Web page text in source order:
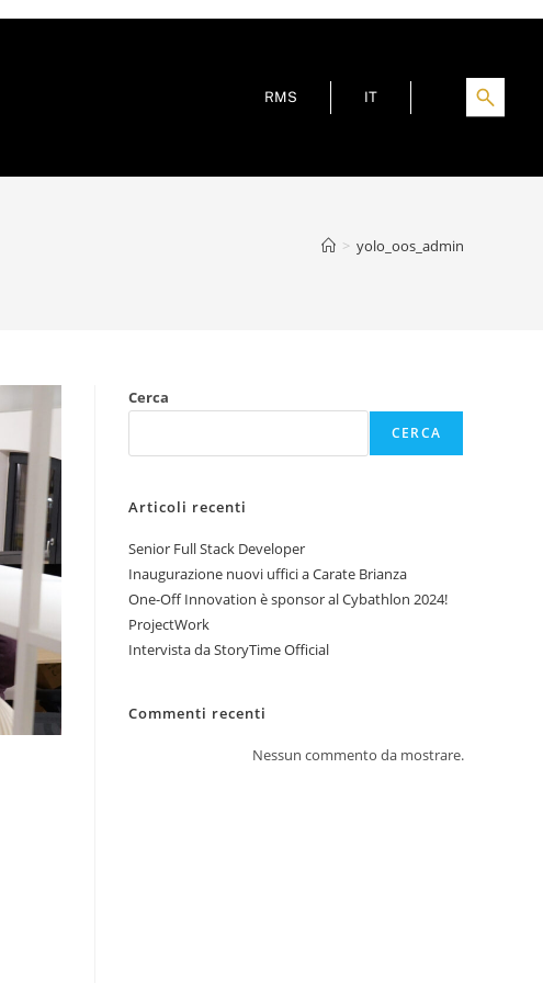
RMS IT
> yolo_oos_admin
Cerca
CERCA
Articoli recenti
Senior Full Stack Developer
Inaugurazione nuovi uffici a Carate Brianza
One-Off Innovation è sponsor al Cybathlon 2024!
ProjectWork
Intervista da StoryTime Official
Commenti recenti
Nessun commento da mostrare.